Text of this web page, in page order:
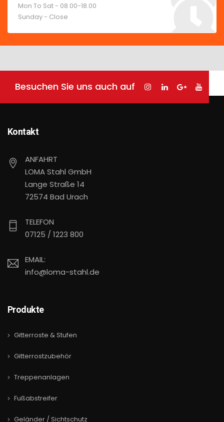
Mon To Sat - 08.00-18.00
Sunday - Close
Besuchen Sie uns auch auf
Kontakt
ANFAHRT
LOMA Stahl GmbH
Lange Straße 14
72574 Bad Urach
TELEFON
07125 / 1223 800
EMAIL:
info@loma-stahl.de
Produkte
Gitterroste & Stufen
Gitterrostzubehör
Treppenanlagen
Fußabstreifer
Geländer / Sichtschutz